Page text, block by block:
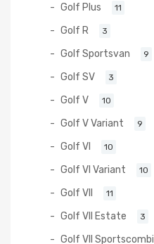
Golf Plus 11
Golf R 3
Golf Sportsvan 9
Golf SV 3
Golf V 10
Golf V Variant 9
Golf VI 10
Golf VI Variant 10
Golf VII 11
Golf VII Estate 3
Golf VII Sportscombi